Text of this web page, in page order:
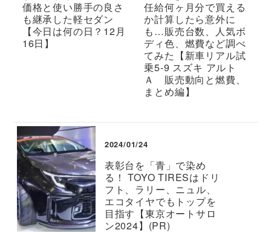
価格と使い勝手の良さ
も継承した軽セダン
【今日は何の日？12月
16日】
任給何ヶ月分で買える
か計算したら意外に
も…販売台数、人気ボ
ディ色、燃費など調べ
てみた【新車リアル試
乗5-9 スズキ アルト
Ａ 販売動向と燃費、
まとめ編】
2024/01/24
表彰台を「青」で染め
る！ TOYO TIRESはドリ
フト、ラリー、ニュル、
エコタイヤでもトップを
目指す【東京オートサロ
ン2024】(PR)